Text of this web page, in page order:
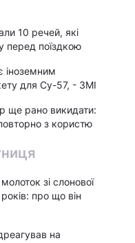
10 речей, які
перед поїздкою
іноземним
для Су-57, - ЗМІ
ще рано викидати:
з користю
зі слонової
про що він
на